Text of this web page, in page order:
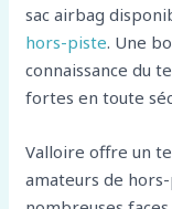
sac airbag
hors-piste. Une
connaissance du
fortes en toute
Valloire offre un
amateurs de